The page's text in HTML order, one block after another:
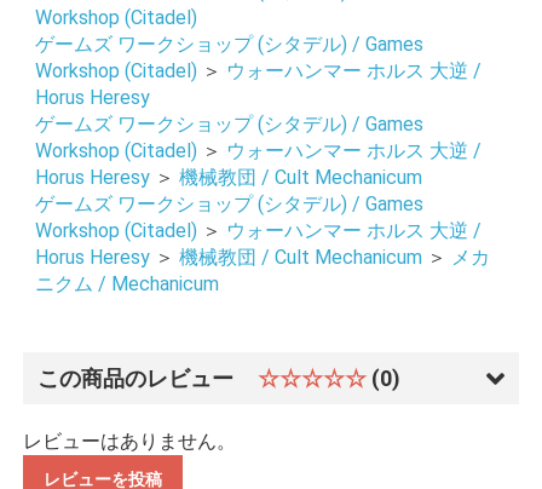
お買い物を続ける カートへ進む
Workshop (Citadel)
ゲームズ ワークショップ (シタデル) / Games
Workshop (Citadel) ＞ ウォーハンマー ホルス 大逆 /
Horus Heresy
ゲームズ ワークショップ (シタデル) / Games
Workshop (Citadel) ＞ ウォーハンマー ホルス 大逆 /
Horus Heresy ＞ 機械教団 / Cult Mechanicum
ゲームズ ワークショップ (シタデル) / Games
Workshop (Citadel) ＞ ウォーハンマー ホルス 大逆 /
Horus Heresy ＞ 機械教団 / Cult Mechanicum ＞ メカ
ニクム / Mechanicum
この商品のレビュー ☆☆☆☆☆ (0)
レビューはありません。
レビューを投稿